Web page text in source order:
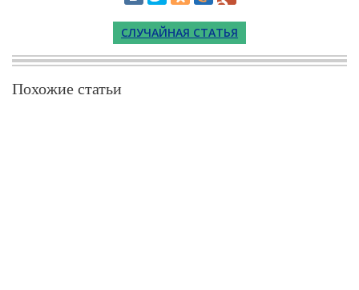
СЛУЧАЙНАЯ СТАТЬЯ
Похожие статьи